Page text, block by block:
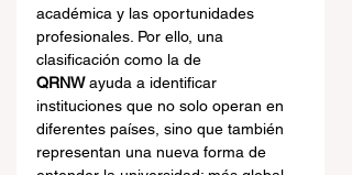
académica y las oportunidades
profesionales. Por ello, una
clasificación como la de
QRNW ayuda a identificar
instituciones que no solo operan en
diferentes países, sino que también
representan una nueva forma de